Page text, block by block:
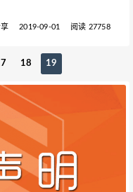
2019-09-01 阅读 27758
18 19